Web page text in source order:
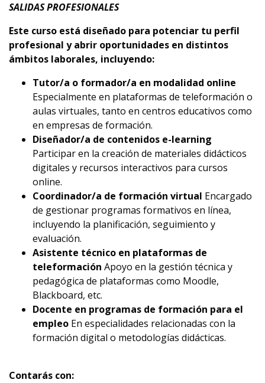
SALIDAS PROFESIONALES
Este curso está diseñado para potenciar tu perfil
profesional y abrir oportunidades en distintos
ámbitos laborales, incluyendo:
Tutor/a o formador/a en modalidad online
Especialmente en plataformas de teleformación o
aulas virtuales, tanto en centros educativos como
en empresas de formación.
Diseñador/a de contenidos e-learning
Participar en la creación de materiales didácticos
digitales y recursos interactivos para cursos
online.
Coordinador/a de formación virtual Encargado
de gestionar programas formativos en línea,
incluyendo la planificación, seguimiento y
evaluación.
Asistente técnico en plataformas de
teleformación Apoyo en la gestión técnica y
pedagógica de plataformas como Moodle,
Blackboard, etc.
Docente en programas de formación para el
empleo En especialidades relacionadas con la
formación digital o metodologías didácticas.
Contarás con: